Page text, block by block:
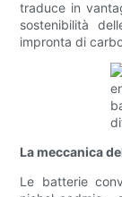
traduce in
sostenibilità
impronta di
La meccanica
Le batterie